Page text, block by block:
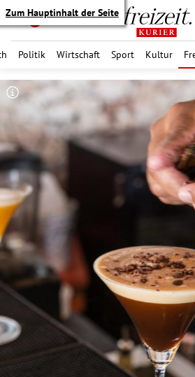
Zum Hauptinhalt der Seite
Politik Wirtschaft Sport Kultur
Untermenü
Untermenü